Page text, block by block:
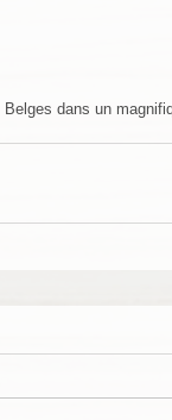
Belges dans un